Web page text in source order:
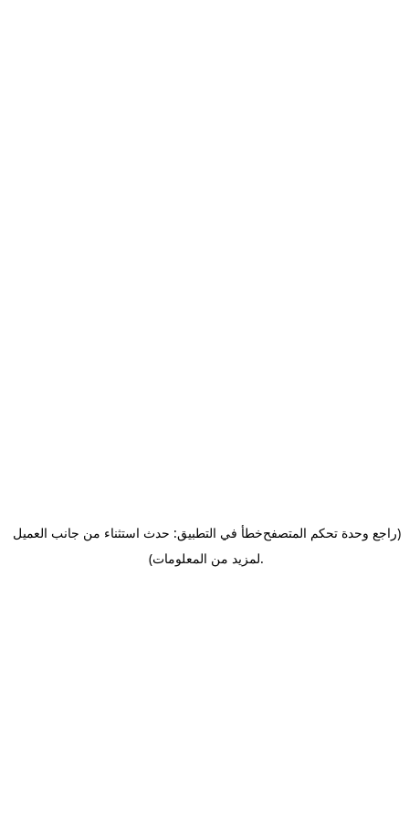
خطأ في التطبيق: حدث استثناء من جانب العميل(راجع وحدة تحكم المتصفح
لمزيد من المعلومات).